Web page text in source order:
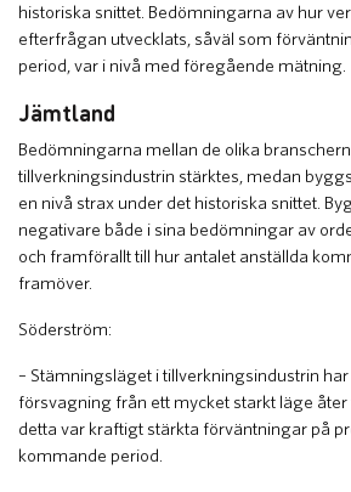
historiska snittet. Bedömningarna av hur
efterfrågan utvecklats, såväl som
period, var i nivå med föregående mätning.
Jämtland
Bedömningarna mellan de olika
tillverkningsindustrin stärktes, medan
en nivå strax under det historiska snittet.
negativare både i sina bedömningar av
och framförallt till hur antalet anställda
framöver.
Söderström:
– Stämningsläget i tillverkningsindustrin
försvagning från ett mycket starkt läge åter
detta var kraftigt stärkta förväntningar på
kommande period.